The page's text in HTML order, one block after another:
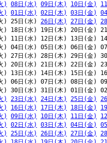
) 08日(水) 09日(木) 10日(金)
) 01日(水) 02日(木) 03日(金)
) 25日(水) 26日(木) 27日(金)
) 18日(水) 19日(木) 20日(金)
) 11日(水) 12日(木) 13日(金)
) 04日(水) 05日(木) 06日(金)
) 27日(水) 28日(木) 29日(金)
) 20日(水) 21日(木) 22日(金)
) 13日(水) 14日(木) 15日(金)
) 06日(水) 07日(木) 08日(金)
) 30日(水) 31日(木) 01日(金)
) 23日(水) 24日(木) 25日(金)
) 16日(水) 17日(木) 18日(金)
) 09日(水) 10日(木) 11日(金)
) 02日(水) 03日(木) 04日(金)
) 25日(水) 26日(木) 27日(金)